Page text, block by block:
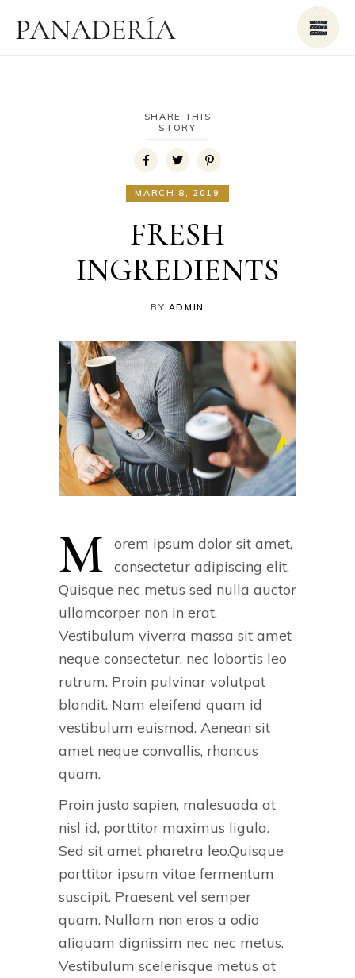
SHARE THIS
STORY
MARCH 8, 2019
FRESH
INGREDIENTS
BY ADMIN
M
orem ipsum dolor sit amet,
consectetur adipiscing elit.
Quisque nec metus sed nulla auctor
ullamcorper non in erat.
Vestibulum viverra massa sit amet
neque consectetur, nec lobortis leo
rutrum. Proin pulvinar volutpat
blandit. Nam eleifend quam id
vestibulum euismod. Aenean sit
amet neque convallis, rhoncus
quam.
Proin justo sapien, malesuada at
nisl id, porttitor maximus ligula.
Sed sit amet pharetra leo.Quisque
porttitor ipsum vitae fermentum
suscipit. Praesent vel semper
quam. Nullam non eros a odio
aliquam dignissim nec nec metus.
Vestibulum scelerisque metus at